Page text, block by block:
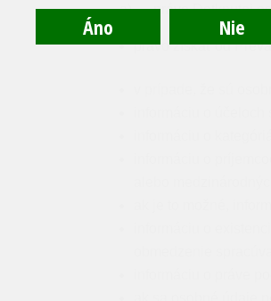
a) ​​právo Dotknutej
právo získať od
v prípade, že sú
informáciu o
informáciu o
informáciu o
alebo
ak je to možné,
informáciu o
obmedzenie
informáciu o práve
ak sa osobné údaje